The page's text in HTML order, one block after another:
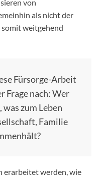
von
als nicht der
weitgehend
Fürsorge-Arbeit
Frage nach: Wer
zum Leben
Familie
erarbeitet werden, wie